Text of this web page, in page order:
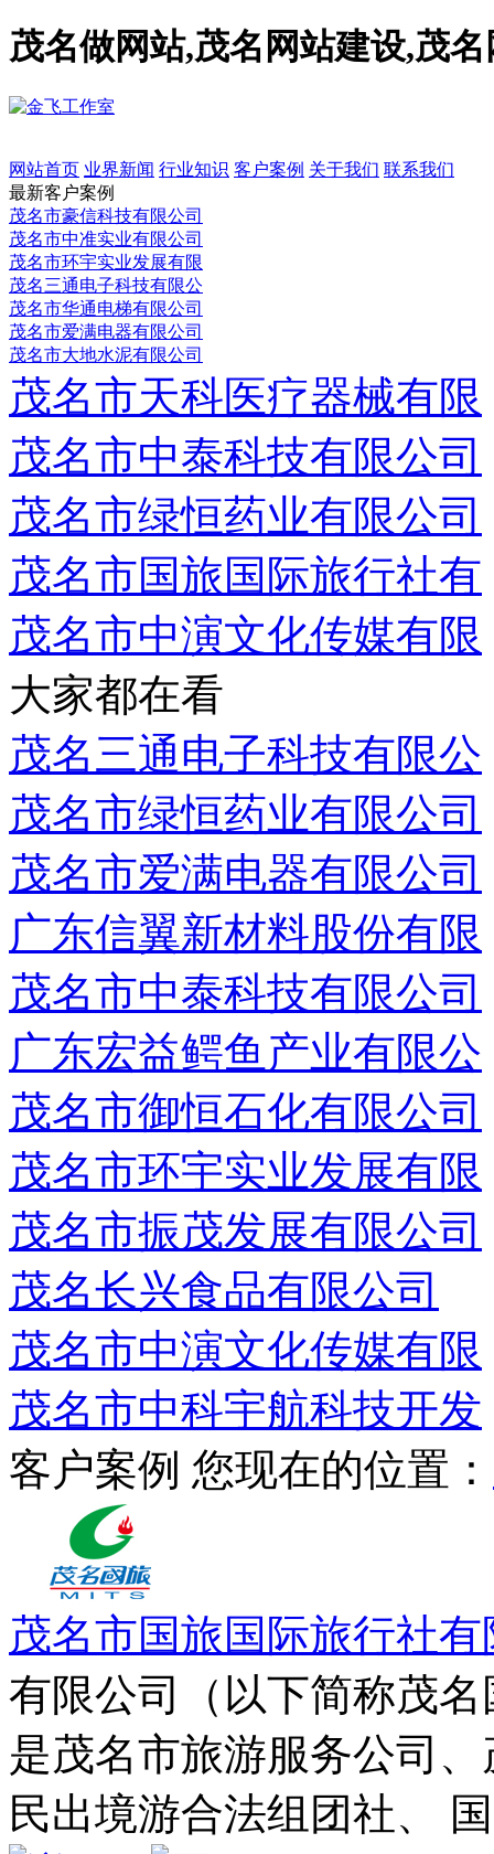
茂名做网站,茂名网站建设,茂
网站首页 业界新闻 行业知识 客户案例 关于我们 联系我们
最新客户案例
茂名市豪信科技有限公司
茂名市中准实业有限公司
茂名市环宇实业发展有限
茂名三通电子科技有限公
茂名市华通电梯有限公司
茂名市爱满电器有限公司
茂名市大地水泥有限公司
茂名市天科医疗器械有限
茂名市中泰科技有限公司
茂名市绿恒药业有限公司
茂名市国旅国际旅行社有
茂名市中演文化传媒有限
大家都在看
茂名三通电子科技有限公
茂名市绿恒药业有限公司
茂名市爱满电器有限公司
广东信翼新材料股份有限
茂名市中泰科技有限公司
广东宏益鳄鱼产业有限公
茂名市御恒石化有限公司
茂名市环宇实业发展有限
茂名市振茂发展有限公司
茂名长兴食品有限公司
茂名市中演文化传媒有限
茂名市中科宇航科技开发
客户案例 您现在的位置：
茂名市国旅国际旅行社
有限公司（以下简称茂
是茂名市旅游服务公司
民出境游合法组团社、